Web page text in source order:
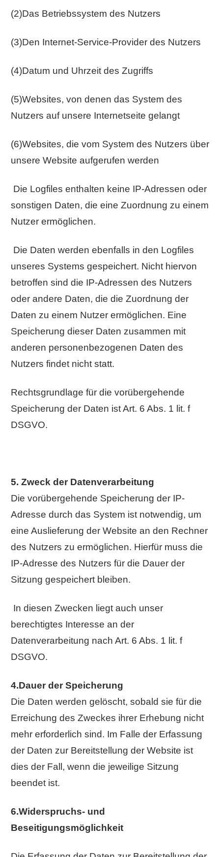
(2)Das Betriebssystem des Nutzers
(3)Den Internet-Service-Provider des Nutzers
(4)Datum und Uhrzeit des Zugriffs
(5)Websites, von denen das System des
Nutzers auf unsere Internetseite gelangt
(6)Websites, die vom System des Nutzers über
unsere Website aufgerufen werden
Die Logfiles enthalten keine IP-Adressen oder
sonstigen Daten, die eine Zuordnung zu einem
Nutzer ermöglichen.
Die Daten werden ebenfalls in den Logfiles
unseres Systems gespeichert. Nicht hiervon
betroffen sind die IP-Adressen des Nutzers
oder andere Daten, die die Zuordnung der
Daten zu einem Nutzer ermöglichen. Eine
Speicherung dieser Daten zusammen mit
anderen personenbezogenen Daten des
Nutzers findet nicht statt.
Rechtsgrundlage für die vorübergehende
Speicherung der Daten ist Art. 6 Abs. 1 lit. f
DSGVO.
5. Zweck der Datenverarbeitung
Die vorübergehende Speicherung der IP-
Adresse durch das System ist notwendig, um
eine Auslieferung der Website an den Rechner
des Nutzers zu ermöglichen. Hierfür muss die
IP-Adresse des Nutzers für die Dauer der
Sitzung gespeichert bleiben.
In diesen Zwecken liegt auch unser
berechtigtes Interesse an der
Datenverarbeitung nach Art. 6 Abs. 1 lit. f
DSGVO.
4.Dauer der Speicherung
Die Daten werden gelöscht, sobald sie für die
Erreichung des Zweckes ihrer Erhebung nicht
mehr erforderlich sind. Im Falle der Erfassung
der Daten zur Bereitstellung der Website ist
dies der Fall, wenn die jeweilige Sitzung
beendet ist.
6.Widerspruchs- und
Beseitigungsmöglichkeit